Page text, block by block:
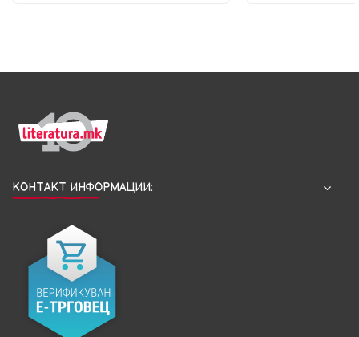
КОНТАКТ ИНФОРМАЦИИ: